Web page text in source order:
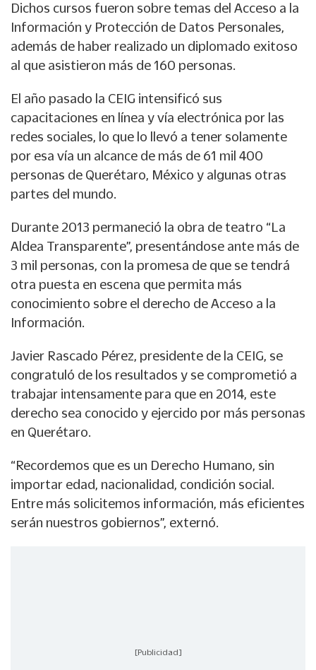
Dichos cursos fueron sobre temas del Acceso a la
Información y Protección de Datos Personales,
además de haber realizado un diplomado exitoso
al que asistieron más de 160 personas.
El año pasado la CEIG intensificó sus
capacitaciones en línea y vía electrónica por las
redes sociales, lo que lo llevó a tener solamente
por esa vía un alcance de más de 61 mil 400
personas de Querétaro, México y algunas otras
partes del mundo.
Durante 2013 permaneció la obra de teatro “La
Aldea Transparente”, presentándose ante más de
3 mil personas, con la promesa de que se tendrá
otra puesta en escena que permita más
conocimiento sobre el derecho de Acceso a la
Información.
Javier Rascado Pérez, presidente de la CEIG, se
congratuló de los resultados y se comprometió a
trabajar intensamente para que en 2014, este
derecho sea conocido y ejercido por más personas
en Querétaro.
“Recordemos que es un Derecho Humano, sin
importar edad, nacionalidad, condición social.
Entre más solicitemos información, más eficientes
serán nuestros gobiernos”, externó.
[Publicidad]